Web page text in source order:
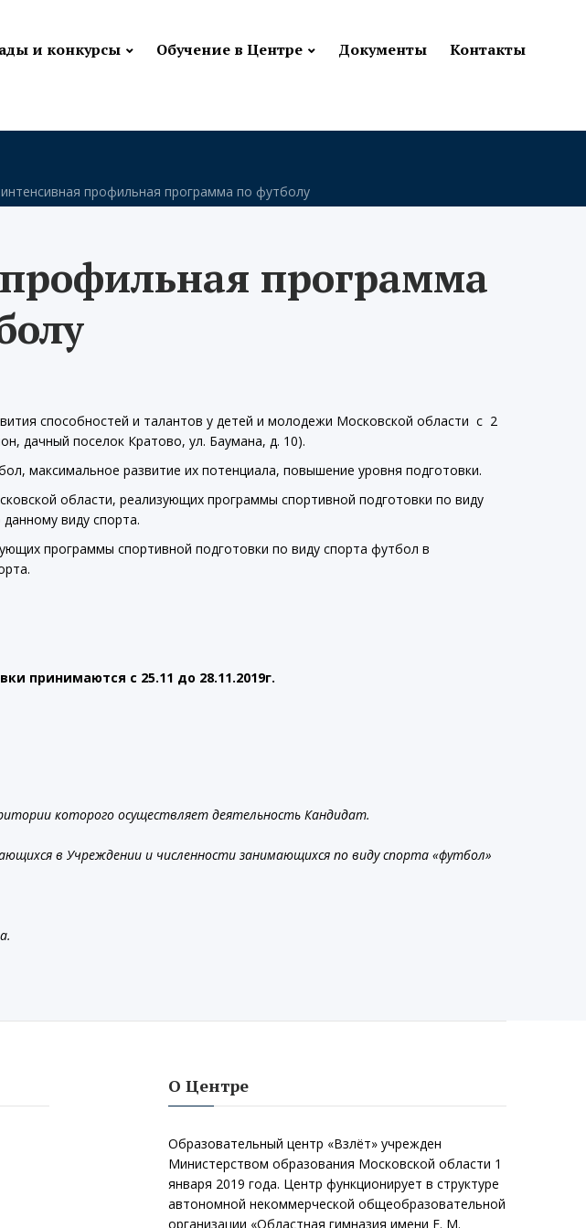
и конкурсы Обучение в Центре Документы Контакты
профильная программа по футболу
программа
способностей и талантов у детей и молодежи Московской области с 2
дачный поселок Кратово, ул. Баумана, д. 10).
максимальное развитие их потенциала, повышение уровня подготовки.
области, реализующих программы спортивной подготовки по виду
виду спорта.
программы спортивной подготовки по виду спорта футбол в
принимаются с 25.11 до 28.11.2019г.
которого осуществляет деятельность Кандидат.
в Учреждении и численности занимающихся по виду спорта «футбол»
О Центре
Образовательный центр «Взлёт» учрежден
Министерством образования Московской области 1
января 2019 года. Центр функционирует в структуре
автономной некоммерческой общеобразовательной
организации «Областная гимназия имени Е. М.